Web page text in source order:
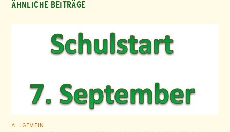
ÄHNLICHE BEITRÄGE
ALLGEMEIN